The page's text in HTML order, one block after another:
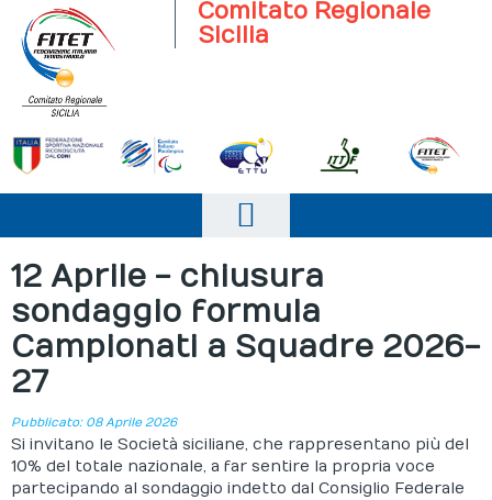
Comitato Regionale
Sicilia
Home
Il comitato
Società Sportive
Campionati
Eventi
12 Aprile - chiusura
sondaggio formula
Campionati a Squadre 2026-
27
Pubblicato: 08 Aprile 2026
Si invitano le Società siciliane, che rappresentano più del
10% del totale nazionale, a far sentire la propria voce
partecipando al sondaggio indetto dal Consiglio Federale